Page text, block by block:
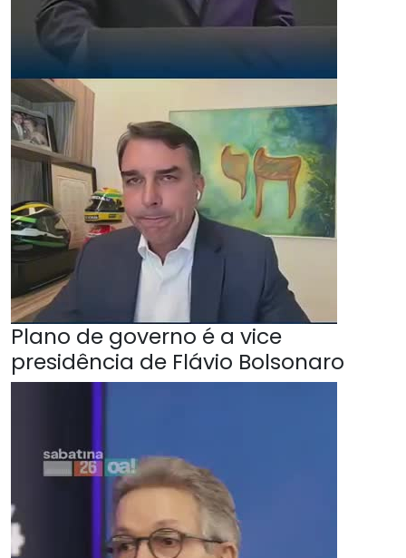
Plano de governo é a vice
presidência de Flávio Bolsonaro